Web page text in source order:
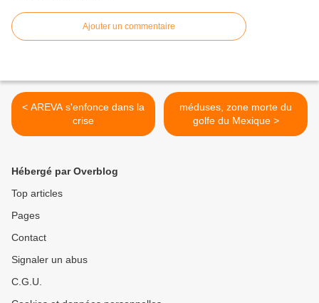
Ajouter un commentaire
< AREVA s'enfonce dans la
crise
méduses, zone morte du
golfe du Mexique >
Hébergé par Overblog
Top articles
Pages
Contact
Signaler un abus
C.G.U.